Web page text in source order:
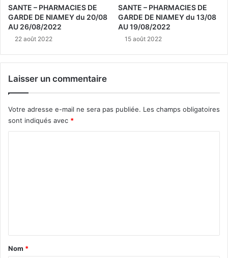
SANTE – PHARMACIES DE
GARDE DE NIAMEY du 20/08
AU 26/08/2022
22 août 2022
SANTE – PHARMACIES DE
GARDE DE NIAMEY du 13/08
AU 19/08/2022
15 août 2022
Laisser un commentaire
Votre adresse e-mail ne sera pas publiée. Les champs obligatoires
sont indiqués avec *
a
Nom *